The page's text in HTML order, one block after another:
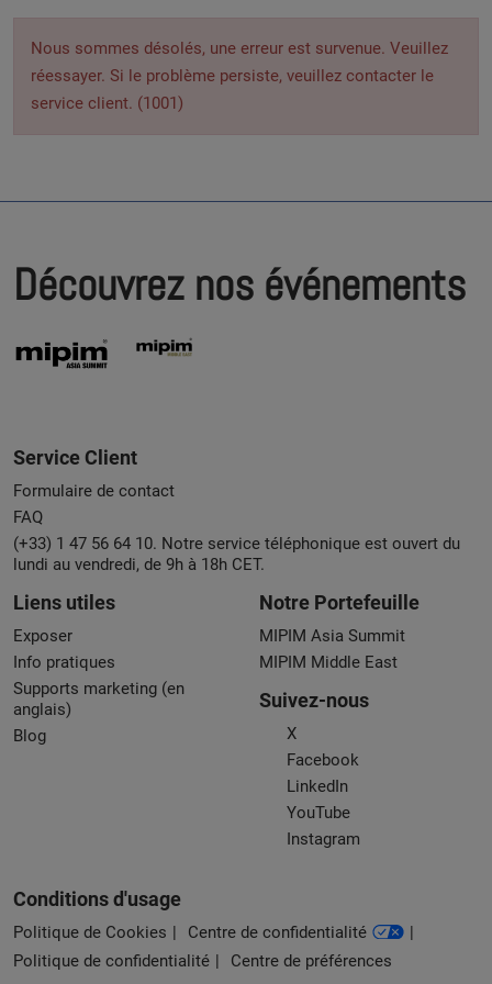
Nous sommes désolés, une erreur est survenue. Veuillez
réessayer. Si le problème persiste, veuillez contacter le
service client. (1001)
Découvrez nos événements
Service Client
Formulaire de contact
FAQ
(+33) 1 47 56 64 10. Notre service téléphonique est ouvert du
lundi au vendredi, de 9h à 18h CET.
Liens utiles
Exposer
Info pratiques
Supports marketing (en
anglais)
Blog
Notre Portefeuille
MIPIM Asia Summit
MIPIM Middle East
Suivez-nous
X
Facebook
LinkedIn
YouTube
Instagram
Conditions d'usage
Politique de Cookies
Centre de confidentialité
Politique de confidentialité
Centre de préférences